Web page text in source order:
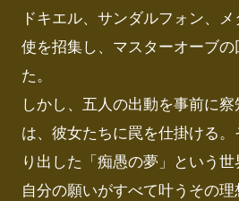
ドキエル、サンダルフォン、
使を招集し、マスターオーブ
た。
しかし、五人の出動を事前に
は、彼女たちに罠を仕掛ける
り出した「痴愚の夢」という世
自分の願いがすべて叶うその